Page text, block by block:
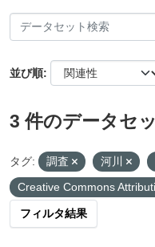
並び順
3 件のデータセ
タグ: 調査 河川
Creative Commons
フィルタ結果